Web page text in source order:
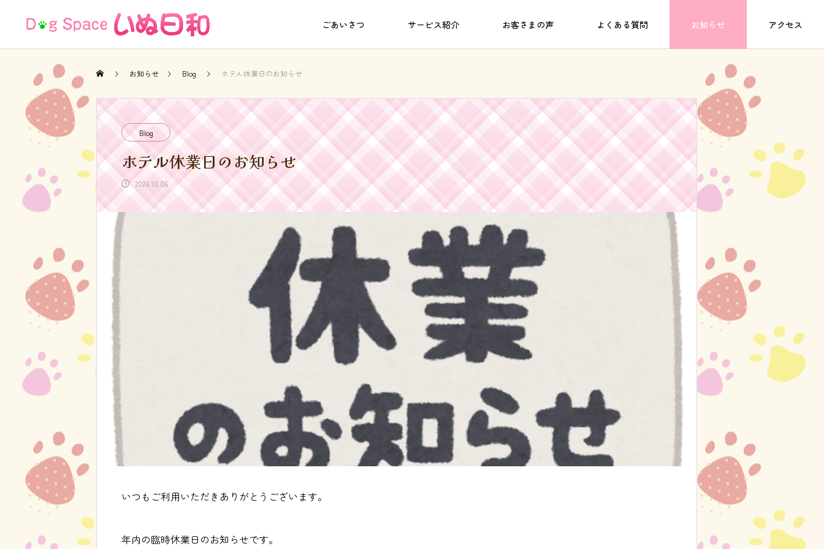
ごあいさつ サービス紹介 お客さまの声 よくある質問 お知らせ アクセス
お知らせ Blog ホテル休業日のお知らせ
Blog
ホテル休業日のお知らせ
2024.10.06
いつもご利用いただきありがとうございます。
年内の臨時休業日のお知らせです。